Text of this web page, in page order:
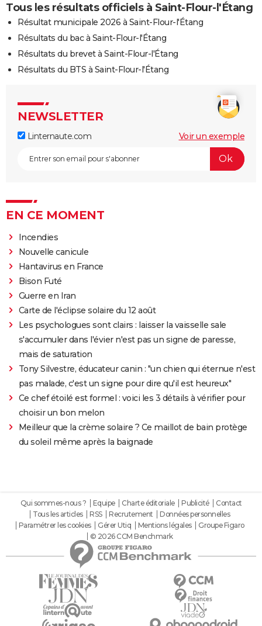
Tous les résultats officiels à Saint-Flour-l'Étang
Résultat municipale 2026 à Saint-Flour-l'Étang
Résultats du bac à Saint-Flour-l'Étang
Résultats du brevet à Saint-Flour-l'Étang
Résultats du BTS à Saint-Flour-l'Étang
NEWSLETTER
Linternaute.com Voir un exemple
EN CE MOMENT
Incendies
Nouvelle canicule
Hantavirus en France
Bison Futé
Guerre en Iran
Carte de l'éclipse solaire du 12 août
Les psychologues sont clairs : laisser la vaisselle sale
s'accumuler dans l'évier n'est pas un signe de paresse,
mais de saturation
Tony Silvestre, éducateur canin : "un chien qui éternue n'est
pas malade, c'est un signe pour dire qu'il est heureux"
Ce chef étoilé est formel : voici les 3 détails à vérifier pour
choisir un bon melon
Meilleur que la crème solaire ? Ce maillot de bain protège
du soleil même après la baignade
Qui sommes-nous ? Equipe Charte éditoriale Publicité
Contact
Tous les articles
RSS Recrutement
Données personnelles
Paramétrer les cookies
Gérer Utiq Mentions légales
Groupe Figaro
© 2026 CCM Benchmark